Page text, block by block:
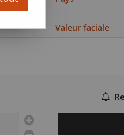
Valeur faciale